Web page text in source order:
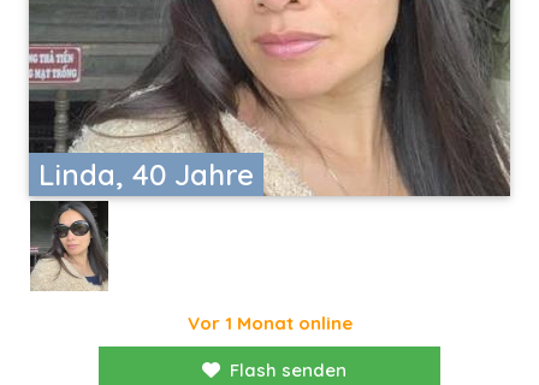
Linda, 40 Jahre
Vor 1 Monat online
Flash senden